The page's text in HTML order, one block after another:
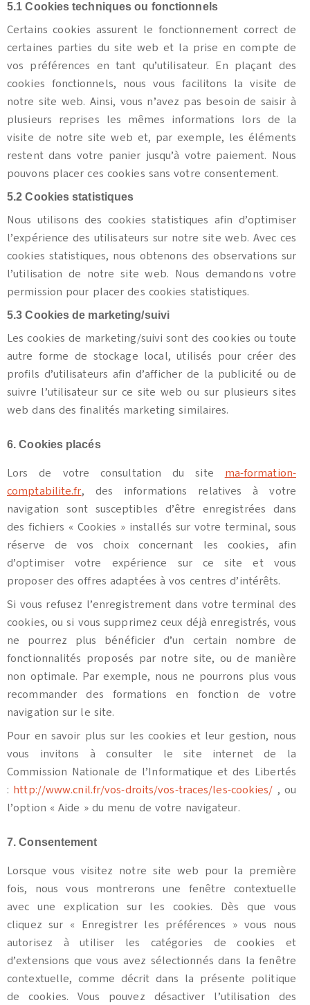
5.1 Cookies techniques ou fonctionnels
Certains cookies assurent le fonctionnement correct de
certaines parties du site web et la prise en compte de
vos préférences en tant qu’utilisateur. En plaçant des
cookies fonctionnels, nous vous facilitons la visite de
notre site web. Ainsi, vous n’avez pas besoin de saisir à
plusieurs reprises les mêmes informations lors de la
visite de notre site web et, par exemple, les éléments
restent dans votre panier jusqu’à votre paiement. Nous
pouvons placer ces cookies sans votre consentement.
5.2 Cookies statistiques
Nous utilisons des cookies statistiques afin d’optimiser
l’expérience des utilisateurs sur notre site web. Avec ces
cookies statistiques, nous obtenons des observations sur
l’utilisation de notre site web. Nous demandons votre
permission pour placer des cookies statistiques.
5.3 Cookies de marketing/suivi
Les cookies de marketing/suivi sont des cookies ou toute
autre forme de stockage local, utilisés pour créer des
profils d’utilisateurs afin d’afficher de la publicité ou de
suivre l’utilisateur sur ce site web ou sur plusieurs sites
web dans des finalités marketing similaires.
6. Cookies placés
Lors de votre consultation du site ma-formation-
comptabilite.fr, des informations relatives à votre
navigation sont susceptibles d’être enregistrées dans
des fichiers « Cookies » installés sur votre terminal, sous
réserve de vos choix concernant les cookies, afin
d’optimiser votre expérience sur ce site et vous
proposer des offres adaptées à vos centres d’intérêts.
Si vous refusez l’enregistrement dans votre terminal des
cookies, ou si vous supprimez ceux déjà enregistrés, vous
ne pourrez plus bénéficier d’un certain nombre de
fonctionnalités proposés par notre site, ou de manière
non optimale. Par exemple, nous ne pourrons plus vous
recommander des formations en fonction de votre
navigation sur le site.
Pour en savoir plus sur les cookies et leur gestion, nous
vous invitons à consulter le site internet de la
Commission Nationale de l’Informatique et des Libertés
: http://www.cnil.fr/vos-droits/vos-traces/les-cookies/ , ou
l’option « Aide » du menu de votre navigateur.
7. Consentement
Lorsque vous visitez notre site web pour la première
fois, nous vous montrerons une fenêtre contextuelle
avec une explication sur les cookies. Dès que vous
cliquez sur « Enregistrer les préférences » vous nous
autorisez à utiliser les catégories de cookies et
d’extensions que vous avez sélectionnés dans la fenêtre
contextuelle, comme décrit dans la présente politique
de cookies. Vous pouvez désactiver l’utilisation des